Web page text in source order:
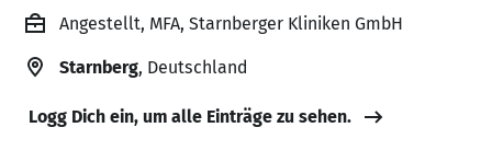
Angestellt, MFA, Starnberger Kliniken GmbH
Starnberg, Deutschland
Logg Dich ein, um alle Einträge zu sehen.